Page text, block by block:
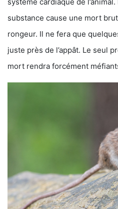
substance cause une mort
rongeur. Il ne fera que
juste près de l’appât. Le seul
mort rendra forcément